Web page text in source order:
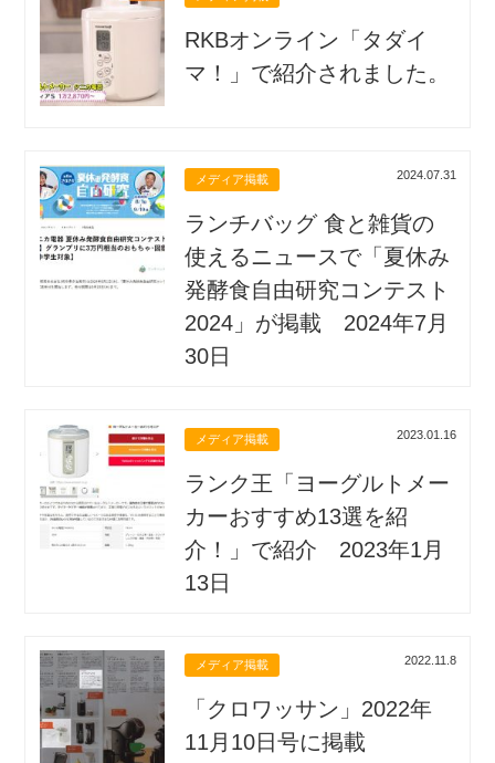
RKBオンライン「タダイ
マ！」で紹介されました。
メディア掲載 2024.07.31
ランチバッグ 食と雑貨の
使えるニュースで「夏休み
発酵食自由研究コンテスト
2024」が掲載 2024年7月
30日
メディア掲載 2023.01.16
ランク王「ヨーグルトメー
カーおすすめ13選を紹
介！」で紹介 2023年1月
13日
メディア掲載 2022.11.8
「クロワッサン」2022年
11月10日号に掲載